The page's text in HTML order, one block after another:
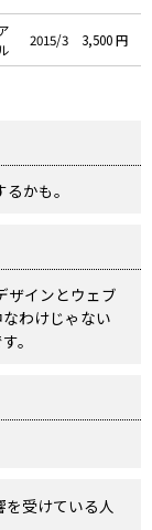
2015/3 3,500 円
かも。
ザインとウェブ
わけじゃない
。
受けている人